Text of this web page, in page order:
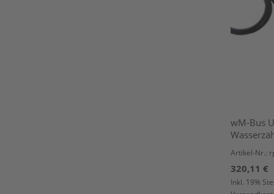
wM-Bus
Artikel-Nr.:
320,11 €
Inkl. 19%